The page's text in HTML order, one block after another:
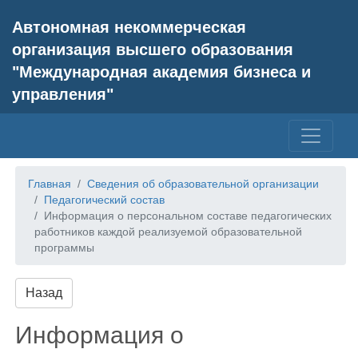
Автономная некоммерческая
организация высшего образования
"Международная академия бизнеса и
управления"
Главная
Сведения об образовательной организации
Педагогический состав
Информация о персональном составе педагогических
работников каждой реализуемой образовательной
программы
Назад
Информация о